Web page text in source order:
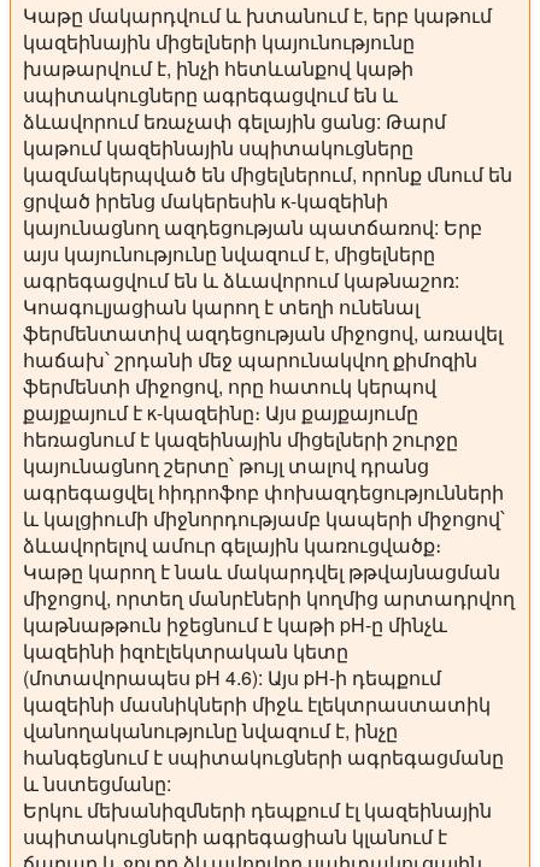
Կաթը մակարդվում և խտանում է, երբ կաթում
կազեինային միցելների կայունությունը
խաթարվում է, ինչի հետևանքով կաթի
սպիտակուցները ագրեգացվում են և
ձևավորում եռաչափ գելային ցանց: Թարմ
կաթում կազեինային սպիտակուցները
կազմակերպված են միցելներում, որոնք մնում են
ցրված իրենց մակերեսին κ-կազեինի
կայունացնող ազդեցության պատճառով: Երբ
այս կայունությունը նվազում է, միցելները
ագրեգացվում են և ձևավորում կաթնաշոռ:
Կոագուլյացիան կարող է տեղի ունենալ
ֆերմենտատիվ ազդեցության միջոցով, առավել
հաճախ՝ շրդանի մեջ պարունակվող քիմոզին
ֆերմենտի միջոցով, որը հատուկ կերպով
քայքայում է κ-կազեինը։ Այս քայքայումը
հեռացնում է կազեինային միցելների շուրջը
կայունացնող շերտը՝ թույլ տալով դրանց
ագրեգացվել հիդրոֆոբ փոխազդեցությունների
և կալցիումի միջնորդությամբ կապերի միջոցով՝
ձևավորելով ամուր գելային կառուցվածք։
Կաթը կարող է նաև մակարդվել թթվայնացման
միջոցով, որտեղ մանրէների կողմից արտադրվող
կաթնաթթուն իջեցնում է կաթի pH-ը մինչև
կազեինի իզոէլեկտրական կետը
(մոտավորապես pH 4.6): Այս pH-ի դեպքում
կազեինի մասնիկների միջև էլեկտրաստատիկ
վանողականությունը նվազում է, ինչը
հանգեցնում է սպիտակուցների ագրեգացմանը
և նստեցմանը:
Երկու մեխանիզմների դեպքում էլ կազեինային
սպիտակուցների ագրեգացիան կլանում է